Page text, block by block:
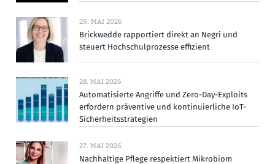
29. MAI 2026
Brickwedde rapportiert direkt an Negri und
steuert Hochschulprozesse effizient
28. MAI 2026
Automatisierte Angriffe und Zero-Day-Exploits
erfordern präventive und kontinuierliche IoT-
Sicherheitsstrategien
27. MAI 2026
Nachhaltige Pflege respektiert Mikrobiom